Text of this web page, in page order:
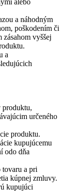
alebo
a náhodným
poškodením či
vyššej
a
produktu,
určeného
produktu.
kupujúcemu
odo dňa
tovaru a pri
kúpnej zmluvy.
kupujúci